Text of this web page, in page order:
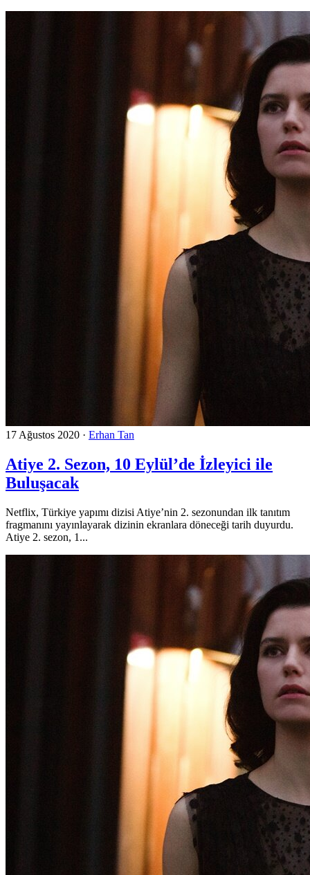
17 Ağustos 2020 · Erhan Tan
Atiye 2. Sezon, 10 Eylül’de İzleyici ile
Buluşacak
Netflix, Türkiye yapımı dizisi Atiye’nin 2. sezonundan ilk tanıtım
fragmanını yayınlayarak dizinin ekranlara döneceği tarih duyurdu.
Atiye 2. sezon, 1...